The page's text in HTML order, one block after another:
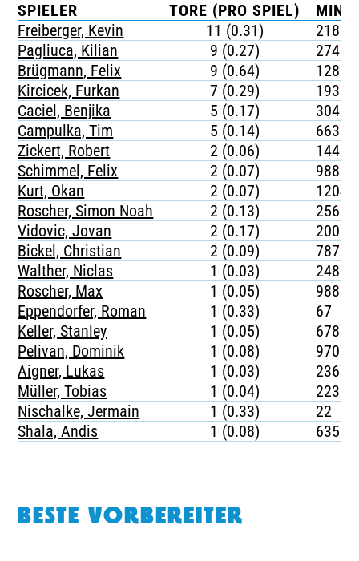
SPIELER TORE (PRO SPIEL)
Freiberger, Kevin
11 (0.31)
218
Pagliuca, Kilian
9 (0.27)
274
Brügmann, Felix
9 (0.64)
128
Kircicek, Furkan
7 (0.29)
193
Caciel, Benjika
5 (0.17)
304
Campulka, Tim
5 (0.14)
663
Zickert, Robert
2 (0.06)
1446
Schimmel, Felix
2 (0.07)
988
Kurt, Okan
2 (0.07)
1204
Roscher, Simon Noah
2 (0.13)
256
Vidovic, Jovan
2 (0.17)
200
Bickel, Christian
2 (0.09)
787
Walther, Niclas
1 (0.03)
2489
Roscher, Max
1 (0.05)
988
Eppendorfer, Roman
1 (0.33)
67
Keller, Stanley
1 (0.05)
678
Pelivan, Dominik
1 (0.08)
970
Aigner, Lukas
1 (0.03)
2367
Müller, Tobias
1 (0.04)
2236
Nischalke, Jermain
1 (0.33)
22
Shala, Andis
1 (0.08) 635
BESTE VORBEREITER